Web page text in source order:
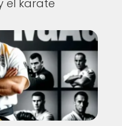
el karate